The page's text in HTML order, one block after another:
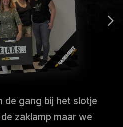
de gang bij het slotje
zaklamp maar we